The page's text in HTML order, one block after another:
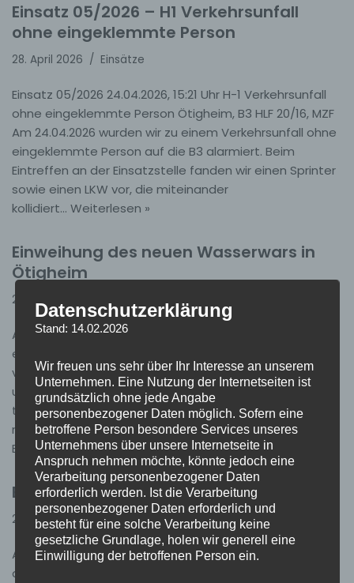
Einsatz 05/2026 – H1 Verkehrsunfall
ohne eingeklemmte Person
28. April 2026 Einsätze
Einsatz 05/2026 24.04.2026, 15:21 Uhr H-1 Verkehrsunfall
ohne eingeklemmte Person Ötigheim, B3 HLF 20/16, MZF
Am 24.04.2026 wurden wir zu einem Verkehrsunfall ohne
eingeklemmte Person auf die B3 alarmiert. Beim
Eintreffen an der Einsatzstelle fanden wir einen Sprinter
sowie einen LKW vor, die miteinander
kollidiert… Weiterlesen »
Einweihung des neuen Wasserwars in
Ötigheim
28. April 2026 Allgemein
Am 18.04.2026 wurde das neue Wasserwerk feierlich
eingeweiht. Zu diesem besonderen Anlass
versammelte sich eine große Anzahl an Kameradinnen
und Kameraden, um gemeinsam an der Eröffnung
teilzunehmen und die neue Anlage in Augenschein zu
nehmen. Im Rahmen der Veranstaltung wurde die
Bedeutung des Wasserwerks für…Weiterlesen »
Erste Technikprobe
28. April 2026 Allgemein
Am 15.04.2026 fand unsere erste Technikprobe unter
der Leitung von Christopher Kühn statt. Im Rahmen
Datenschutzerklärung
Stand: 14.02.2026
Wir freuen uns sehr über Ihr Interesse an unserem
Unternehmen. Eine Nutzung der Internetseiten ist
grundsätzlich ohne jede Angabe
personenbezogener Daten möglich. Sofern eine
betroffene Person besondere Services unseres
Unternehmens über unsere Internetseite in
Anspruch nehmen möchte, könnte jedoch eine
Verarbeitung personenbezogener Daten
erforderlich werden. Ist die Verarbeitung
personenbezogener Daten erforderlich und
besteht für eine solche Verarbeitung keine
gesetzliche Grundlage, holen wir generell eine
Einwilligung der betroffenen Person ein.